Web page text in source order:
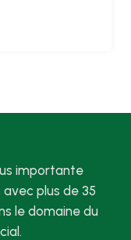
importante
plus de 35
le domaine du